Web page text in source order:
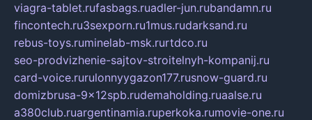
viagra-tablet.rufasbags.ruadler-jun.rubandamn.ru
fincontech.ru3sexporn.ru1mus.rudarksand.ru
rebus-toys.ruminelab-msk.rurtdco.ru
seo-prodvizhenie-sajtov-stroitelnyh-kompanij.ru
card-voice.rurulonnyygazon177.rusnow-guard.ru
domizbrusa-9x12spb.rudemaholding.ruaalse.ru
a380club.ruargentinamia.ruperkoka.rumovie-one.ru